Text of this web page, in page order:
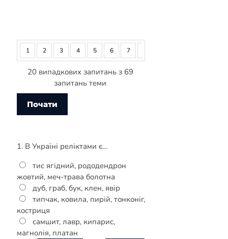
1 2 3 4 5 6 7
20 випадкових запитань з 69
запитань теми
1. В Україні реліктами є…
тис ягідний, рододендрон
жовтий, меч-трава болотна
дуб, граб, бук, клен, явір
типчак, ковила, пирій, тонконіг,
костриця
самшит, лавр, кипарис,
магнолія, платан